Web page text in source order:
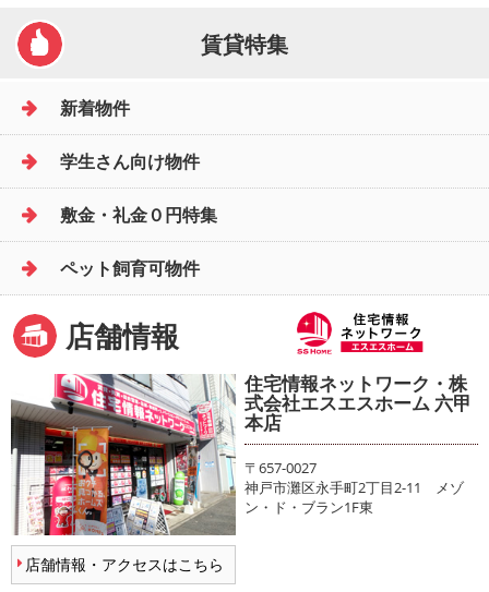
賃貸特集
新着物件
学生さん向け物件
敷金・礼金０円特集
ペット飼育可物件
店舗情報
店舗情報・アクセスはこちら
住宅情報ネットワーク・株
式会社エスエスホーム 六甲
本店
〒657-0027
神戸市灘区永手町2丁目2-11 メゾ
ン・ド・ブラン1F東